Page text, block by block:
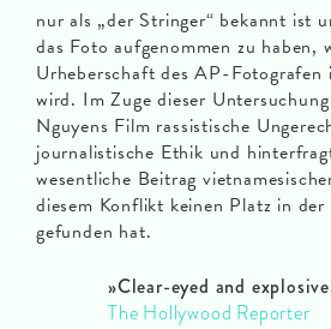
nur als „der Stringer“ bekannt ist
das Foto aufgenommen zu haben,
Urheberschaft des AP-Fotografen
wird. Im Zuge dieser
Nguyens Film rassistische
journalistische Ethik und
wesentliche Beitrag
diesem Konflikt keinen Platz in der
gefunden hat.
»Clear-eyed and
The Hollywood Reporter